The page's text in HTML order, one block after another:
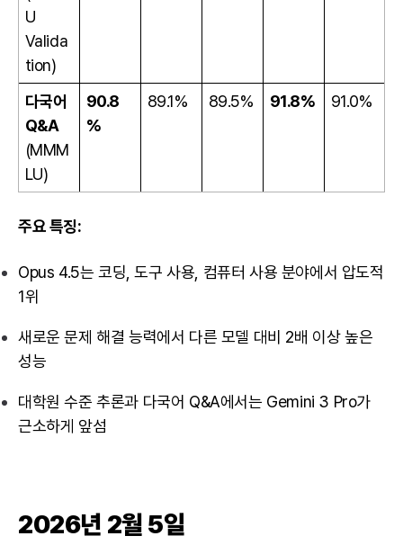
U
Valida
tion)
다국어
Q&A
(MMM
LU)
90.8
%
89.1% 89.5% 91.8% 91.0%
주요 특징:
Opus 4.5는 코딩, 도구 사용, 컴퓨터 사용 분야에서 압도적
1위
새로운 문제 해결 능력에서 다른 모델 대비 2배 이상 높은
성능
대학원 수준 추론과 다국어 Q&A에서는 Gemini 3 Pro가
근소하게 앞섬
2026년 2월 5일